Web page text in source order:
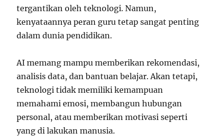
tergantikan oleh teknologi. Namun,
kenyataannya peran guru tetap sangat penting
dalam dunia pendidikan.
AI memang mampu memberikan rekomendasi,
analisis data, dan bantuan belajar. Akan tetapi,
teknologi tidak memiliki kemampuan
memahami emosi, membangun hubungan
personal, atau memberikan motivasi seperti
yang di lakukan manusia.